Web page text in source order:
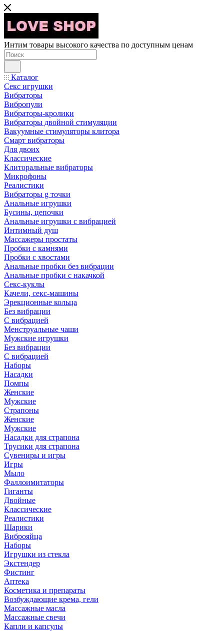
Интим товары высокого качества по доступным ценам
Каталог
Секс игрушки
Вибраторы
Вибропули
Вибраторы-кролики
Вибраторы двойной стимуляции
Вакуумные стимуляторы клитора
Смарт вибраторы
Для двоих
Классические
Клиторальные вибраторы
Микрофоны
Реалистики
Вибраторы g точки
Анальные игрушки
Бусины, цепочки
Анальные игрушки с вибрацией
Интимный душ
Массажеры простаты
Пробки с камнями
Пробки с хвостами
Анальные пробки без вибрации
Анальные пробки с накачкой
Секс-куклы
Качели, секс-машины
Эрекционные кольца
Без вибрации
С вибрацией
Менструальные чаши
Мужские игрушки
Без вибрации
С вибрацией
Наборы
Насадки
Помпы
Женские
Мужские
Страпоны
Женские
Мужские
Насадки для страпона
Трусики для страпона
Сувениры и игры
Игры
Мыло
Фаллоимитаторы
Гиганты
Двойные
Классические
Реалистики
Шарики
Виброяйца
Наборы
Игрушки из стекла
Экстендер
Фистинг
Аптека
Косметика и препараты
Возбуждающие крема, гели
Массажные масла
Массажные свечи
Капли и капсулы